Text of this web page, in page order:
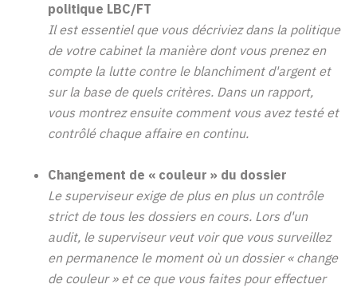
politique LBC/FT
Il est essentielque vous décriviezdans la politique
de votrecabinet la manière dont vous prenezen
comptela lutte contre le blanchiment d'argentet
surla base de quels critères. Dans unrapport,
vous montrez ensuite comment vous avez testéet
contrôlé chaque affaire en continu.
Changement de « couleur » du dossier
Le superviseur exigede plus en plus un contrôle
strictde tousles dossiers en cours. Lors d'un
audit, le superviseur veut voirque vous surveillez
en permanence lemoment où undossier« change
de couleur»et ceque vous faitespoureffectuer